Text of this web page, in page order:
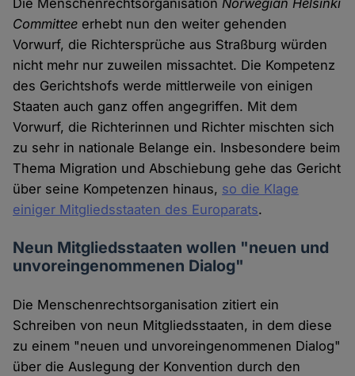
Die MenschenrechtsorganisationNorwegian Helsinki
Committee erhebt nun den weiter gehenden
Vorwurf, die Richtersprüche aus Straßburg würden
nicht mehr nur zuweilen missachtet. Die Kompetenz
des Gerichtshofs werde mittlerweile von einigen
Staaten auch ganz offen angegriffen. Mit dem
Vorwurf, die Richterinnen und Richter mischten sich
zu sehr in nationale Belange ein. Insbesondere beim
Thema Migration und Abschiebung gehe das Gericht
über seine Kompetenzen hinaus, so die Klage
einiger Mitgliedsstaaten des Europarats.
Neun Mitgliedsstaaten wollen "neuen und
unvoreingenommenen Dialog"
Die Menschenrechtsorganisation zitiert ein
Schreiben von neun Mitgliedsstaaten, in dem diese
zu einem "neuen und unvoreingenommenen Dialog"
über die Auslegung der Konvention durch den